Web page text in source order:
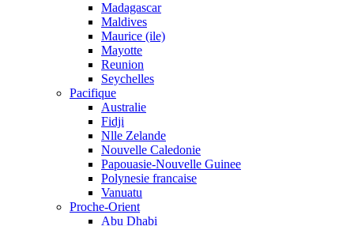
Madagascar
Maldives
Maurice (ile)
Mayotte
Reunion
Seychelles
Pacifique
Australie
Fidji
Nlle Zelande
Nouvelle Caledonie
Papouasie-Nouvelle Guinee
Polynesie francaise
Vanuatu
Proche-Orient
Abu Dhabi